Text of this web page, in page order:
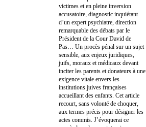
victimes et en pleine inversion
accusatoire, diagnostic inquiétant
d’un expert psychiatre, direction
remarquable des débats par le
Président de la Cour David de
Pas… Un procès pénal sur un sujet
sensible, aux enjeux juridiques,
juifs, moraux et médicaux devant
inciter les parents et donateurs à une
exigence vitale envers les
institutions juives françaises
accueillant des enfants. Cet article
recourt, sans volonté de choquer,
aux termes précis pour désigner les
actes commis. J’évoquerai ce